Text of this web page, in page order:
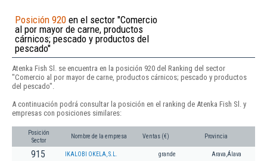
Posición 920 en el sector "Comercio
al por mayor de carne, productos
cárnicos; pescado y productos del
pescado"
Atenka Fish Sl. se encuentra en la posición 920 del Ranking del sector
"Comercio al por mayor de carne, productos cárnicos; pescado y productos
del pescado".
A continuación podrá consultar la posición en el ranking de Atenka Fish Sl. y
empresas con posiciones similares:
Posición
Sector
Nombre de la empresa Ventas (€) Provincia
915 IKALOBI OKELA, S.L. grande Arava,Álava